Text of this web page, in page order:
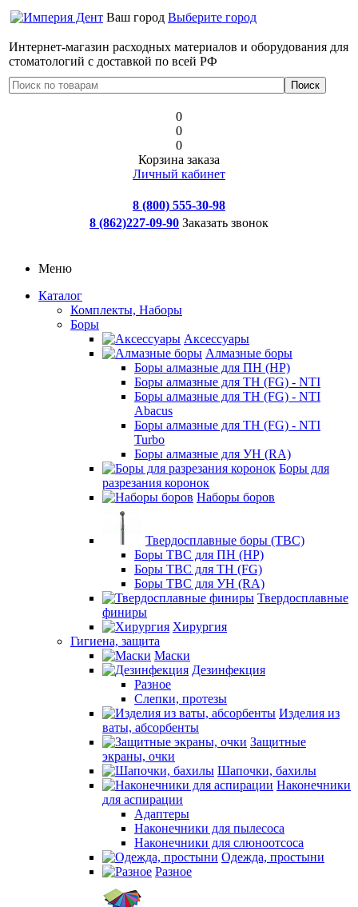
Ваш город Выберите город
Интернет-магазин расходных материалов и оборудования для
стоматологий с доставкой по всей РФ
0
0
0
Корзина заказа
Личный кабинет
8 (800) 555-30-98
8 (862)227-09-90 Заказать звонок
Меню
Каталог
Комплекты, Наборы
Боры
Аксессуары
Алмазные боры
Боры алмазные для ПН (HP)
Боры алмазные для ТН (FG) - NTI
Боры алмазные для ТН (FG) - NTI
Abacus
Боры алмазные для ТН (FG) - NTI
Turbo
Боры алмазные для УН (RA)
Боры для
разрезания коронок
Наборы боров
Твердосплавные боры (ТВС)
Боры ТВС для ПН (HP)
Боры ТВС для ТН (FG)
Боры ТВС для УН (RA)
Твердосплавные
финиры
Хирургия
Гигиена, защита
Маски
Дезинфекция
Разное
Слепки, протезы
Изделия из
ваты, абсорбенты
Защитные
экраны, очки
Шапочки, бахилы
Наконечники
для аспирации
Адаптеры
Наконечники для пылесоса
Наконечники для слюноотсоса
Одежда, простыни
Разное